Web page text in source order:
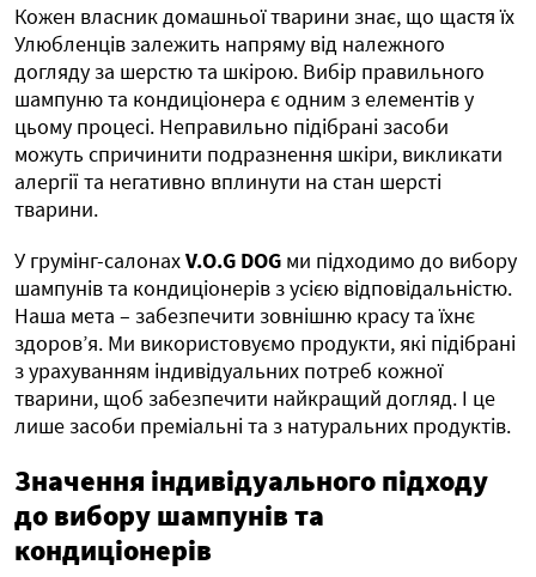
Кожен власник домашньої тварини знає, що щастя їх
Улюбленців залежить напряму від належного
догляду за шерстю та шкірою. Вибір правильного
шампуню та кондиціонера є одним з елементів у
цьому процесі. Неправильно підібрані засоби
можуть спричинити подразнення шкіри, викликати
алергії та негативно вплинути на стан шерсті
тварини.
У грумінг-салонахV.O.G DOG ми підходимо до вибору
шампунів та кондиціонерів з усією відповідальністю.
Наша мета – забезпечити зовнішню красу та їхнє
здоров’я. Ми використовуємо продукти, які підібрані
з урахуванням індивідуальних потреб кожної
тварини, щоб забезпечити найкращий догляд. І це
лише засоби преміальні та з натуральних продуктів.
Значення індивідуального підходу
до вибору шампунів та
кондиціонерів